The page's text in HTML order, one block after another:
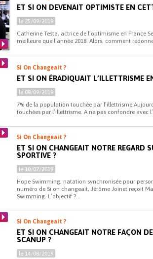
ET SI ON DEVENAIT OPTIMISTE EN
le 25/09/2019
Catherine Testa, actrice de l’optimisme en France
meilleure que l’année 2018. Alors, comment
Si On Changeait ?
ET SI ON ÉRADIQUAIT L’ILLETTRISME
le 08/09/2019
7% de la population touchée par l’illettrisme
touchées par l’illettrisme. A ne pas confondre avec
Si On Changeait ?
ET SI ON CHANGEAIT NOTRE REGARD
SPORTIVE ?
le 10/07/2019
Hope Swimming, natation synchronisée pour
numéro de Si on changeait, Jérôme Joinet reçoit
Swimming. L’objectif ?...
Si On Changeait ?
ET SI ON CHANGEAIT NOTRE FAÇON
SCANUP ?
le 14/08/2019